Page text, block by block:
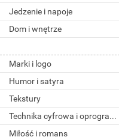
Jedzenie i napoje
Dom i wnętrze
Marki i logo
Humor i satyra
Tekstury
Technika cyfrowa i oprogramowanie
Miłość i romans